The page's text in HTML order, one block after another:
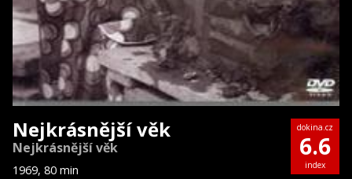
Nejkrásnější věk
Nejkrásnější věk
1969, 80 min
dokina.cz
6.6
index